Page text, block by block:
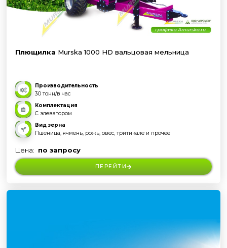
Плющилка Murska 1000 HD вальцовая мельница
Производительность
30 тонн/в час
Комплектация
С элеватором
Вид зерна
Пшеница, ячмень, рожь, овес, тритикале и прочее
Цена: по запросу
ПЕРЕЙТИ